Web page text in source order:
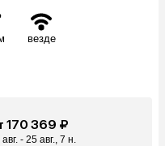
везде
170 369 ₽
авг. - 25 авг., 7 н.